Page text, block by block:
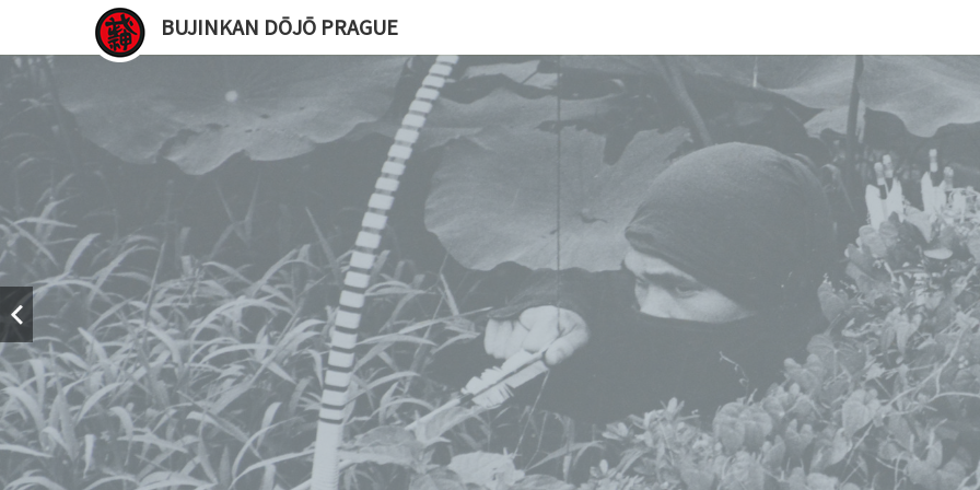
BUJINKAN DŌJŌ PRAGUE